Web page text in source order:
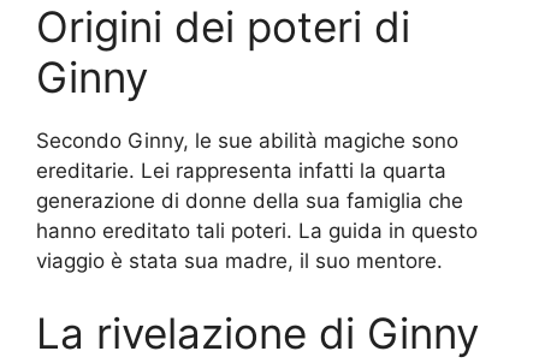
Origini dei poteri di
Ginny
Secondo Ginny, le sue abilità magiche sono
ereditarie. Lei rappresenta infatti la quarta
generazione di donne della sua famiglia che
hanno ereditato tali poteri. La guida in questo
viaggio è stata sua madre, il suo mentore.
La rivelazione di Ginny